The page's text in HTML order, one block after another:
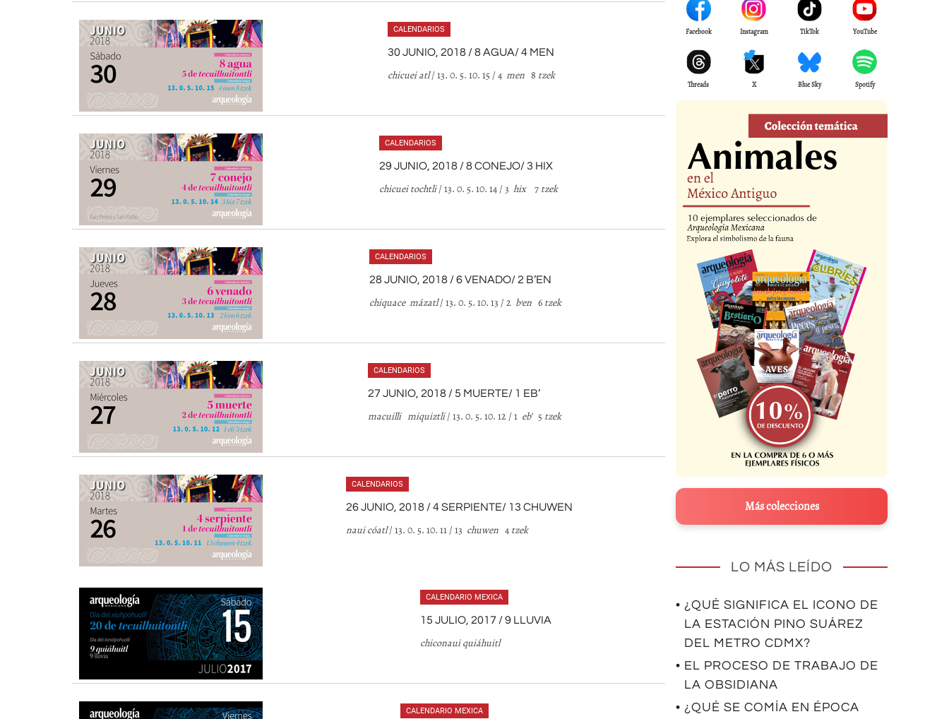
CALENDARIOS
30 JUNIO, 2018 / 8 AGUA/ 4 MEN
chicuei atl/ 13. 0. 5. 10. 15 / 4 men 8 tzek
CALENDARIOS
29 JUNIO, 2018 / 8 CONEJO/ 3 HIX
chicuei tochtli/ 13. 0. 5. 10. 14 / 3 hix7 tzek
CALENDARIOS
28 JUNIO, 2018 / 6 VENADO/ 2 B’EN
chiquace mázatl/ 13. 0. 5. 10. 13 / 2 b’en 6 tzek
CALENDARIOS
27 JUNIO, 2018 / 5 MUERTE/ 1 EB’
macuilli miquiztli/ 13. 0. 5. 10. 12 / 1 eb’ 5 tzek
CALENDARIOS
26 JUNIO, 2018 / 4 SERPIENTE/ 13 CHUWEN
naui cóatl/ 13. 0. 5. 10. 11 / 13 chuwen 4 tzek
CALENDARIO MEXICA
15 JULIO, 2017 / 9 LLUVIA
chiconaui quiáhuitl
CALENDARIO MEXICA
Facebook Instagram TikTok YouTube
Threads X Blue Sky Spotify
Más colecciones
LO MÁS LEÍDO
• ¿QUÉ SIGNIFICA EL ICONO DE
LA ESTACIÓN PINO SUÁREZ
DEL METRO CDMX?
• EL PROCESO DE TRABAJO DE
LA OBSIDIANA
• ¿QUÉ SE COMÍA EN ÉPOCA